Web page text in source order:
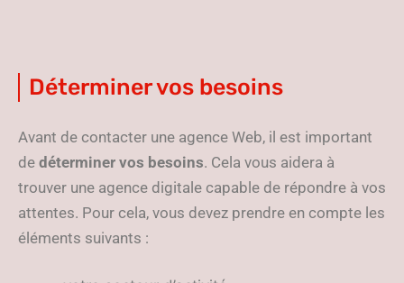
Déterminer vos besoins
Avant de contacter une agence Web, il est important
de déterminer vos besoins. Cela vous aidera à
trouver une agence digitale capable de répondre à vos
attentes. Pour cela, vous devez prendre en compte les
éléments suivants :